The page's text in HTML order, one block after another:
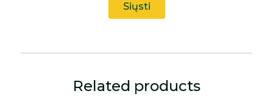
Related products